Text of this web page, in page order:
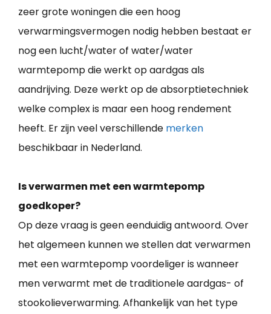
zeer grote woningen die een hoog
verwarmingsvermogen nodig hebben bestaat er
nog een lucht/water of water/water
warmtepomp die werkt op aardgas als
aandrijving. Deze werkt op de absorptietechniek
welke complex is maar een hoog rendement
heeft. Er zijn veel verschillende merken
beschikbaar in Nederland.
Is verwarmen met een warmtepomp
goedkoper?
Op deze vraag is geen eenduidig antwoord. Over
het algemeen kunnen we stellen dat verwarmen
met een warmtepomp voordeliger is wanneer
men verwarmt met de traditionele aardgas- of
stookolieverwarming. Afhankelijk van het type